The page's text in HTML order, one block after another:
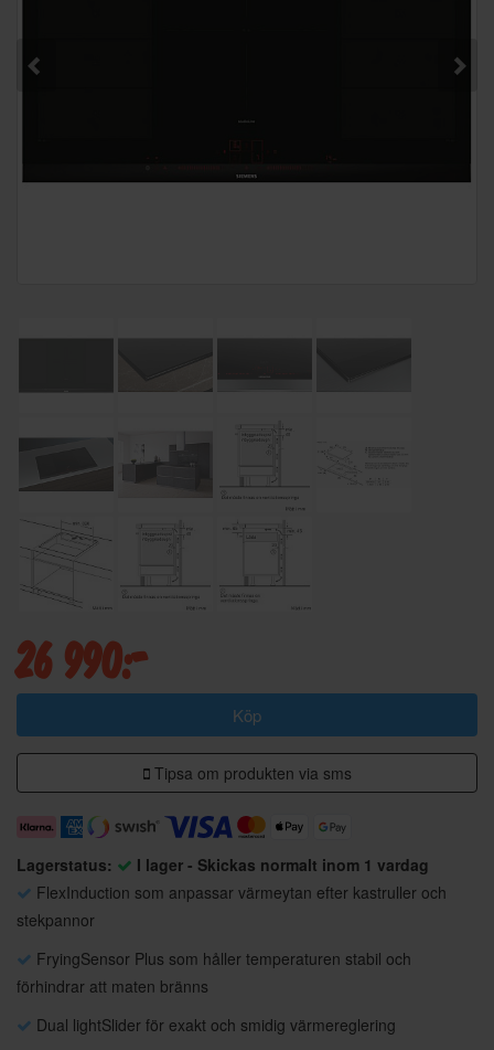
26 990:-
Köp
Tipsa om produkten via sms
Lagerstatus:
I lager - Skickas normalt inom 1 vardag
FlexInduction som anpassar värmeytan efter kastruller och
stekpannor
FryingSensor Plus som håller temperaturen stabil och
förhindrar att maten bränns
Dual lightSlider för exakt och smidig värmereglering